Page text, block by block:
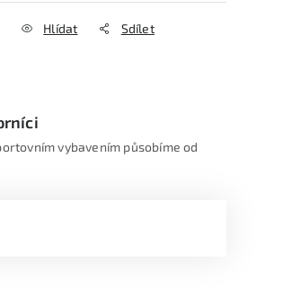
Hlídat Sdílet
vybavením působíme od